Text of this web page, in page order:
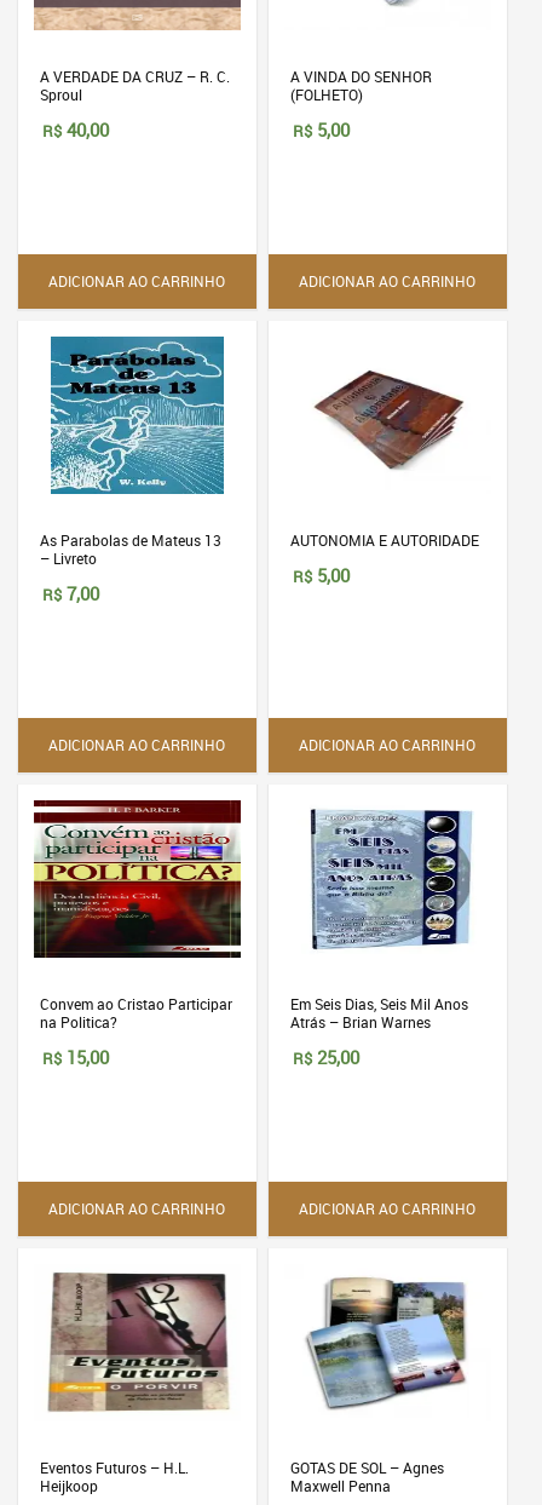
A VERDADE DA CRUZ – R. C.
Sproul
R$ 40,00
ADICIONAR AO CARRINHO
A VINDA DO SENHOR
(FOLHETO)
R$ 5,00
ADICIONAR AO CARRINHO
As Parabolas de Mateus 13
– Livreto
R$ 7,00
ADICIONAR AO CARRINHO
AUTONOMIA E AUTORIDADE
R$ 5,00
ADICIONAR AO CARRINHO
Convem ao Cristao Participar
na Politica?
R$ 15,00
ADICIONAR AO CARRINHO
Em Seis Dias, Seis Mil Anos
Atrás – Brian Warnes
R$ 25,00
ADICIONAR AO CARRINHO
Eventos Futuros – H.L.
Heijkoop
GOTAS DE SOL – Agnes
Maxwell Penna